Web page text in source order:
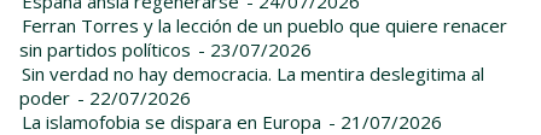
Ferran Torres y la lección de un pueblo que quiere renacer
sin partidos políticos - 23/07/2026
Sin verdad no hay democracia. La mentira deslegitima al
poder - 22/07/2026
La islamofobia se dispara en Europa - 21/07/2026